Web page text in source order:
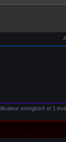
enregistré et 1